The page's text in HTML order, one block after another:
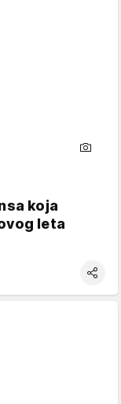
koja
leta